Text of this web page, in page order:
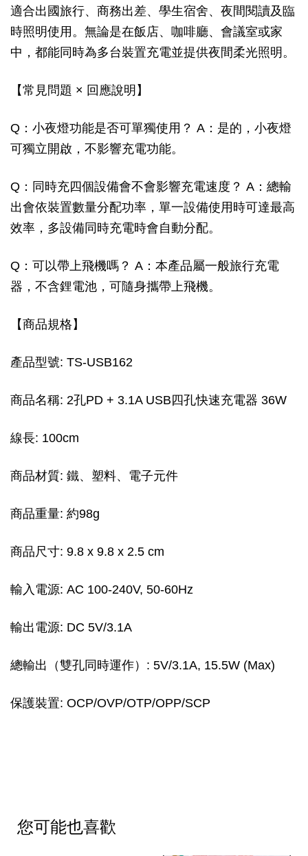
適合出國旅行、商務出差、學生宿舍、夜間閱讀及臨
時照明使用。無論是在飯店、咖啡廳、會議室或家
中，都能同時為多台裝置充電並提供夜間柔光照明。
【常見問題 × 回應說明】
Q：小夜燈功能是否可單獨使用？ A：是的，小夜燈
可獨立開啟，不影響充電功能。
Q：同時充四個設備會不會影響充電速度？ A：總輸
出會依裝置數量分配功率，單一設備使用時可達最高
效率，多設備同時充電時會自動分配。
Q：可以帶上飛機嗎？ A：本產品屬一般旅行充電
器，不含鋰電池，可隨身攜帶上飛機。
【商品規格】
產品型號: TS-USB162
商品名稱: 2孔PD + 3.1A USB四孔快速充電器 36W
線長: 100cm
商品材質: 鐵、塑料、電子元件
商品重量: 約98g
商品尺寸: 9.8 x 9.8 x 2.5 cm
輸入電源: AC 100-240V, 50-60Hz
輸出電源: DC 5V/3.1A
總輸出（雙孔同時運作）: 5V/3.1A, 15.5W (Max)
保護裝置: OCP/OVP/OTP/OPP/SCP
您可能也喜歡